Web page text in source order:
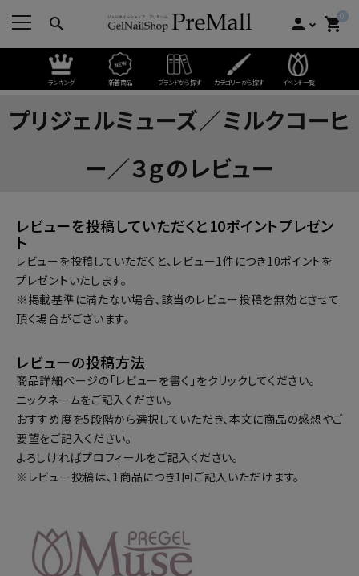
search person 0
shopping_cart
ランキング 新着商品 ブランドから探す カテゴリーから探す イベント一覧
プリジェルミューズ／ミルクコーヒ
ー／３ｇのレビュー
レビューを投稿していただくと10ポイントプレゼン
ト
レビューを投稿していただくと、レビュー1件につき10ポイントを
プレゼントいたします。
※掲載基準に満たない場合、該当のレビュー投稿を無効とさせて
頂く場合がございます。
レビューの投稿方法
商品詳細ページの「レビューを書く」をクリックしてください。
ニックネームをご記入ください。
おすすめ度を5段階から選択していただき、本文に商品の感想やご
要望をご記入ください。
よろしければプロフィールをご記入ください。
※レビュー投稿は、1商品につき1回ご記入いただけます。